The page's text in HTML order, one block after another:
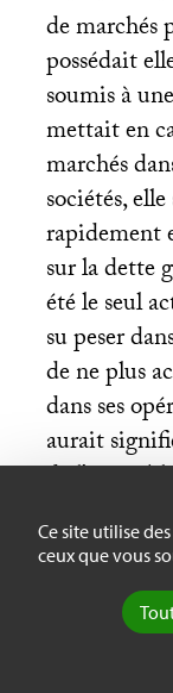
Ce site utilise
ceux que vous
de marchés
possédait
soumis à
mettait en
marchés
sociétés,
rapidement
sur la dette
été le seul
su peser
de ne plus
dans ses
aurait
de
autres pays.
a effectué
valeur de